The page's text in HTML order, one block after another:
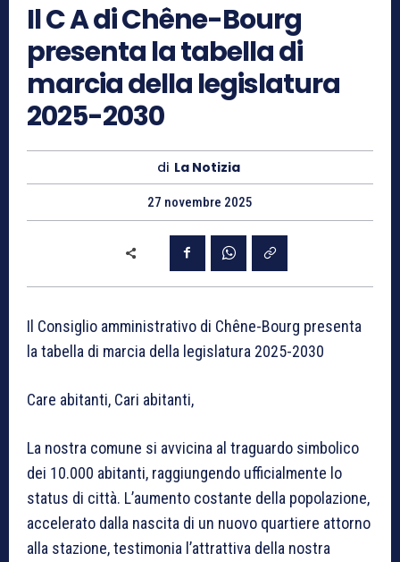
Il C A di Chêne-Bourg
presenta la tabella di
marcia della legislatura
2025-2030
di La Notizia
27 novembre 2025
Il Consiglio amministrativo di Chêne-Bourg presenta
la tabella di marcia della legislatura 2025-2030
Care abitanti, Cari abitanti,
La nostra comune si avvicina al traguardo simbolico
dei 10.000 abitanti, raggiungendo ufficialmente lo
status di città. L’aumento costante della popolazione,
accelerato dalla nascita di un nuovo quartiere attorno
alla stazione, testimonia l’attrattiva della nostra